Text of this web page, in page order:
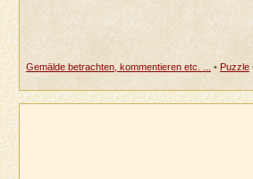
Gemälde betrachten, kommentieren etc. ... • Puzzle